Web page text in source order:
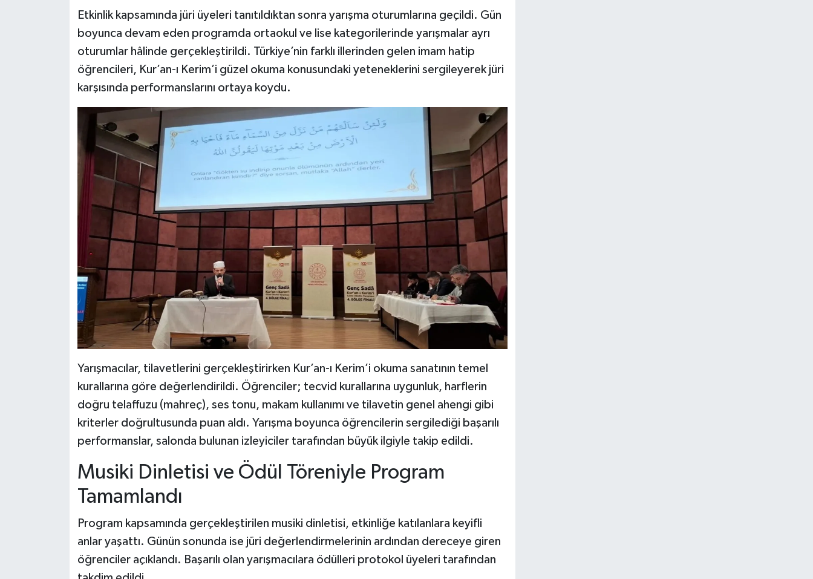
Etkinlik kapsamında jüri üyeleri tanıtıldıktan sonra yarışma oturumlarına geçildi. Gün
boyunca devam eden programda ortaokul ve lise kategorilerinde yarışmalar ayrı
oturumlar hâlinde gerçekleştirildi. Türkiye’nin farklı illerinden gelen imam hatip
öğrencileri, Kur’an-ı Kerim’i güzel okuma konusundaki yeteneklerini sergileyerek jüri
karşısında performanslarını ortaya koydu.
Yarışmacılar, tilavetlerini gerçekleştirirken Kur’an-ı Kerim’i okuma sanatının temel
kurallarına göre değerlendirildi. Öğrenciler; tecvid kurallarına uygunluk, harflerin
doğru telaffuzu (mahreç), ses tonu, makam kullanımı ve tilavetin genel ahengi gibi
kriterler doğrultusunda puan aldı. Yarışma boyunca öğrencilerin sergilediği başarılı
performanslar, salonda bulunan izleyiciler tarafından büyük ilgiyle takip edildi.
Musiki Dinletisi ve Ödül Töreniyle Program
Tamamlandı
Program kapsamında gerçekleştirilen musiki dinletisi, etkinliğe katılanlara keyifli
anlar yaşattı. Günün sonunda ise jüri değerlendirmelerinin ardından dereceye giren
öğrenciler açıklandı. Başarılı olan yarışmacılara ödülleri protokol üyeleri tarafından